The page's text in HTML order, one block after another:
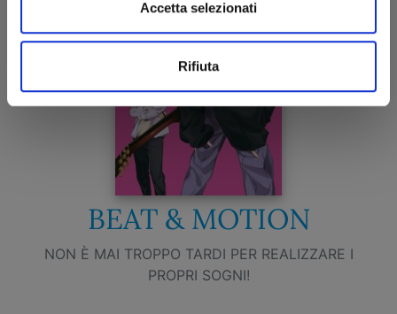
Accetta selezionati
Rifiuta
BEAT & MOTION
NON È MAI TROPPO TARDI PER REALIZZARE I
PROPRI SOGNI!